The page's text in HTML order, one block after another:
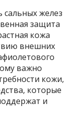
сальных желез
защита
кожа
внешних
важно
кожи,
которые
и